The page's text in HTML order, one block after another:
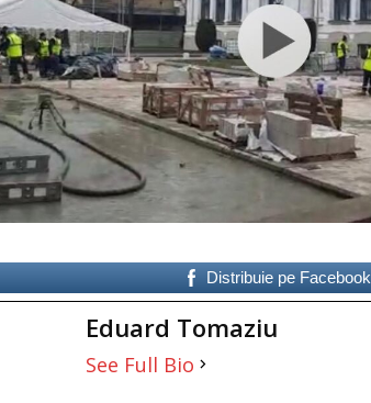
Distribuie pe Facebook
Eduard Tomaziu
See Full Bio